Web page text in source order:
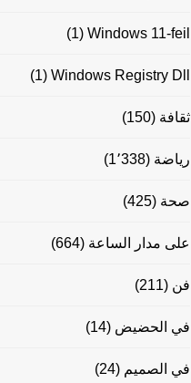
Windows 11-feil
(1)
Windows Registry Dll
(1)
ثقافة (150)
رياضة (1٬338)
صحة (425)
على مدار الساعة (664)
فن (211)
في الحضيض (14)
في الصميم (24)